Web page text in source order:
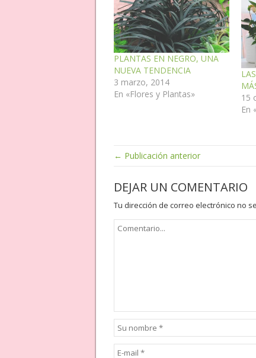
PLANTAS EN NEGRO, UNA
NUEVA TENDENCIA
3 marzo, 2014
En «Flores y Plantas»
15
En
← Publicación anterior
DEJAR UN COMENTARIO
Tu dirección de correo electrónico no